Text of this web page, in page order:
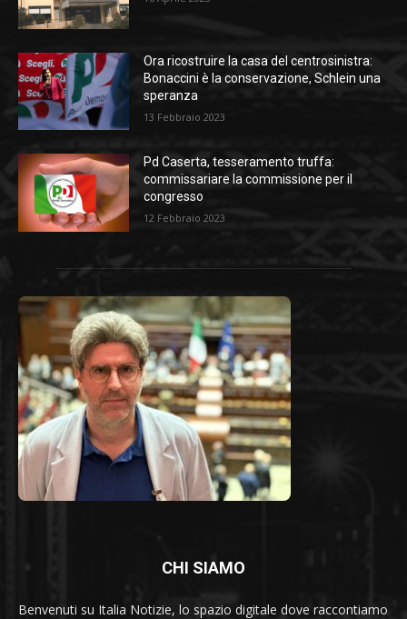
Ora ricostruire la casa del centrosinistra:
Bonaccini è la conservazione, Schlein una
speranza
13 Febbraio 2023
Pd Caserta, tesseramento truffa:
commissariare la commissione per il
congresso
12 Febbraio 2023
CHI SIAMO
Benvenuti su Italia Notizie, lo spazio digitale dove raccontiamo